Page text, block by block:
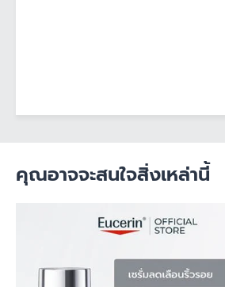
คุณอาจจะสนใจสิ่งเหล่านี้